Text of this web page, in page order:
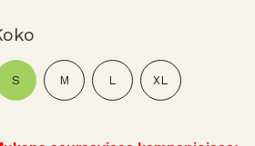
S M L XL